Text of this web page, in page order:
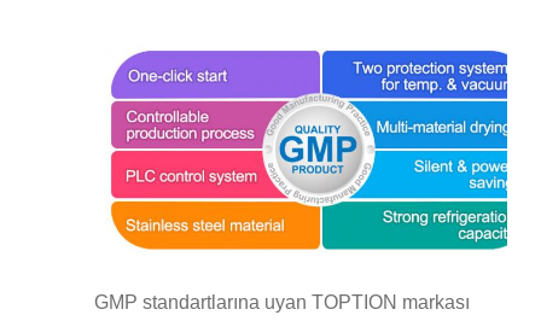
GMP standartlarına uyan TOPTION markası